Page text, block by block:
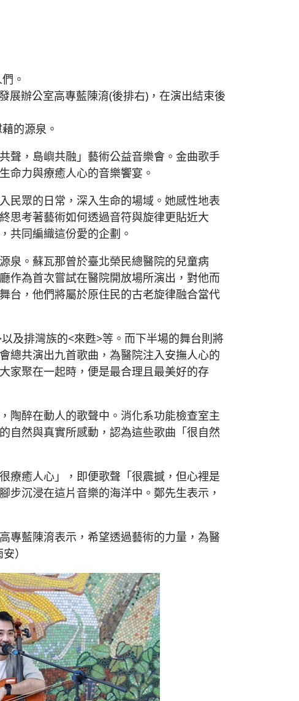
。
展辦公室高專藍陳淯(後排右)，在演出結束後
的源泉。
聲，島嶼共融」藝術公益音樂會。金曲歌手
命力與療癒人心的音樂饗宴。
民眾的日常，深入生命的場域。她感性地表
思考著藝術如何透過音符與旋律更貼近大
共同編織這份愛的企劃。
泉。蘇瓦那曾於臺北榮民總醫院的兒童病
作為首次嘗試在醫院開放場所演出，對他而
台，他們將屬於原住民的古老旋律融合當代
及排灣族的<來甦>等。而下半場的舞台則將
總共演出九首歌曲，為醫院注入安撫人心的
家聚在一起時，便是最合理且最美好的存
陶醉在動人的歌聲中。消化系功能檢查室主
自然與真實所感動，認為這些歌曲「很自然
療癒人心」，即便歌聲「很震撼，但心裡是
步沉浸在這片音樂的海洋中。鄭先生表示，
專藍陳淯表示，希望透過藝術的力量，為醫
）